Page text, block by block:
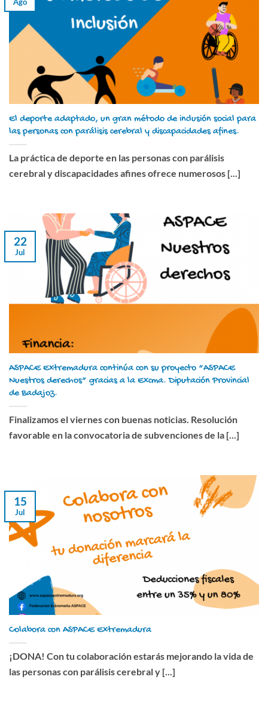
El deporte adaptado, un gran método de inclusión social para
las personas con parálisis cerebral y discapacidades afines.
La práctica de deporte en las personas con parálisis
cerebral y discapacidades afines ofrece numerosos [...]
ASPACE Extremadura continúa con su proyecto “ASPACE
Nuestros derechos” gracias a la Excma. Diputación Provincial
de Badajoz.
Finalizamos el viernes con buenas noticias. Resolución
favorable en la convocatoria de subvenciones de la [...]
22
Jul
Colabora con ASPACE Extremadura
¡DONA! Con tu colaboración estarás mejorando la vida de
las personas con parálisis cerebral y [...]
15
Jul